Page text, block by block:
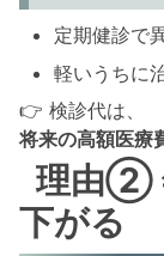
定期健診で
軽いうちに
👉 検診代は、
将来の高額医療
理由②
下がる